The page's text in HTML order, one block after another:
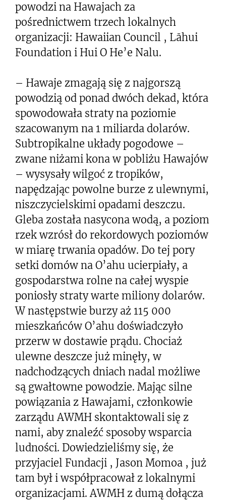
powodzi na Hawajach za
pośrednictwem trzech lokalnych
organizacji: Hawaiian Council , Lāhui
Foundation i Hui O He’e Nalu.
– Hawaje zmagają się z najgorszą
powodzią od ponad dwóch dekad, która
spowodowała straty na poziomie
szacowanym na 1 miliarda dolarów.
Subtropikalne układy pogodowe –
zwane niżami kona w pobliżu Hawajów
– wysysały wilgoć z tropików,
napędzając powolne burze z ulewnymi,
niszczycielskimi opadami deszczu.
Gleba została nasycona wodą, a poziom
rzek wzrósł do rekordowych poziomów
w miarę trwania opadów. Do tej pory
setki domów na O’ahu ucierpiały, a
gospodarstwa rolne na całej wyspie
poniosły straty warte miliony dolarów.
W następstwie burzy aż 115 000
mieszkańców O’ahu doświadczyło
przerw w dostawie prądu. Chociaż
ulewne deszcze już minęły, w
nadchodzących dniach nadal możliwe
są gwałtowne powodzie. Mając silne
powiązania z Hawajami, członkowie
zarządu AWMH skontaktowali się z
nami, aby znaleźć sposoby wsparcia
ludności. Dowiedzieliśmy się, że
przyjaciel Fundacji , Jason Momoa , już
tam był i współpracował z lokalnymi
organizacjami. AWMH z dumą dołącza